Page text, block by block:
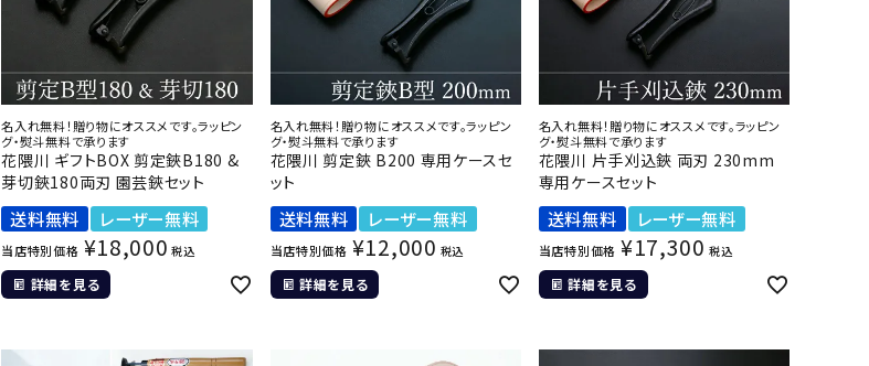
名入れ無料！贈り物にオススメです。ラッピン
グ・熨斗無料で承ります
花隈川 ギフトBOX 剪定鋏B180 &
芽切鋏180両刃 園芸鋏セット
送料無料 レーザー無料
当店特別価格 ¥18,000 税込
詳細を見る
名入れ無料！贈り物にオススメです。ラッピン
グ・熨斗無料で承ります
花隈川 剪定鋏 B200 専用ケースセ
ット
送料無料 レーザー無料
当店特別価格 ¥12,000 税込
詳細を見る
名入れ無料！贈り物にオススメです。ラッピン
グ・熨斗無料で承ります
花隈川 片手刈込鋏 両刃 230mm
専用ケースセット
送料無料 レーザー無料
当店特別価格 ¥17,300 税込
詳細を見る